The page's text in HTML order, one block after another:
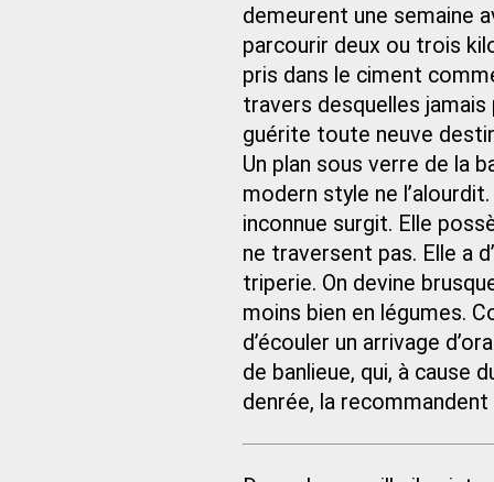
demeurent une semaine
parcourir deux ou trois
pris dans le ciment
travers desquelles jamais
guérite toute neuve
Un plan sous verre de la
modern style ne
inconnue surgit. Elle
ne traversent pas. Elle a
triperie. On devine
moins bien en légumes.
d’écouler un arrivage
de banlieue, qui, à cause
denrée, la